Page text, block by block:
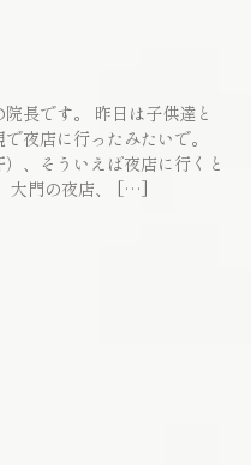
長です。 昨日は子供達と
夜店に行ったみたいで。
、そういえば夜店に行くと
大門の夜店、 […]